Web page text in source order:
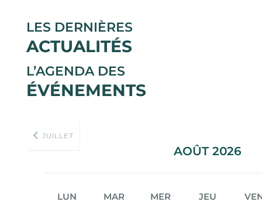
LES DERNIÈRES
ACTUALITÉS
L’AGENDA DES
ÉVÉNEMENTS
JUILLET
AOÛT 2026
LUN MAR MER JEU